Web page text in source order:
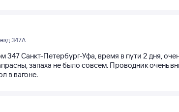
347А
347 Санкт-Петербург-Уфа, время в пути 2 дня,
запаха не было совсем. Проводник очень
в вагоне.